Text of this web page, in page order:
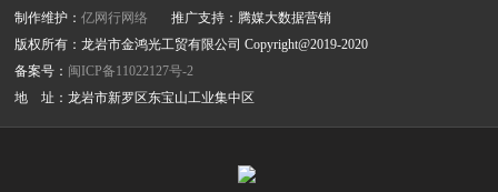
制作维护：亿网行网络
推广支持：腾媒大数据营销
版权所有：龙岩市金鸿光工贸有限公司 Copyright@2019-2020
备案号： 闽ICP备11022127号-2
地 址：龙岩市新罗区东宝山工业集中区